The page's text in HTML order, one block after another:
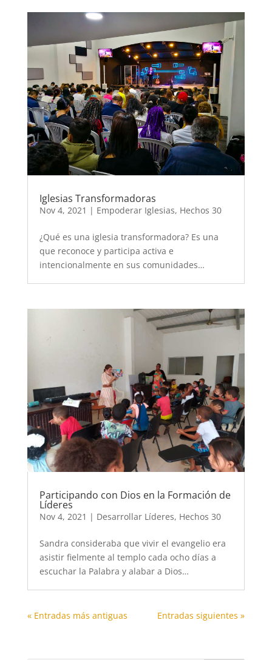
Iglesias Transformadoras
Nov 4, 2021 | Empoderar Iglesias, Hechos 30
¿Qué es una iglesia transformadora? Es una
que reconoce y participa activa e
intencionalmente en sus comunidades…
Participando con Dios en la Formación de
Líderes
Nov 4, 2021 | Desarrollar Líderes, Hechos 30
Sandra consideraba que vivir el evangelio era
asistir fielmente al templo cada ocho días a
escuchar la Palabra y alabar a Dios…
« Entradas más antiguas Entradas siguientes »